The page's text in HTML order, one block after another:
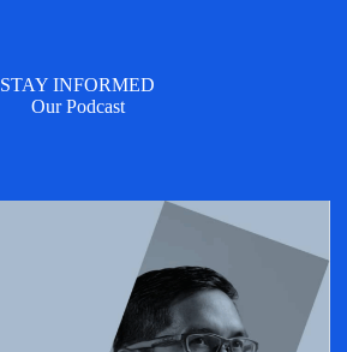
STAY INFORMED
Our Podcast